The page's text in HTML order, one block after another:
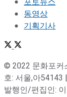
동영상
기획기사
© 2022 문화포커
호: 서울,아
발행인/편집인: